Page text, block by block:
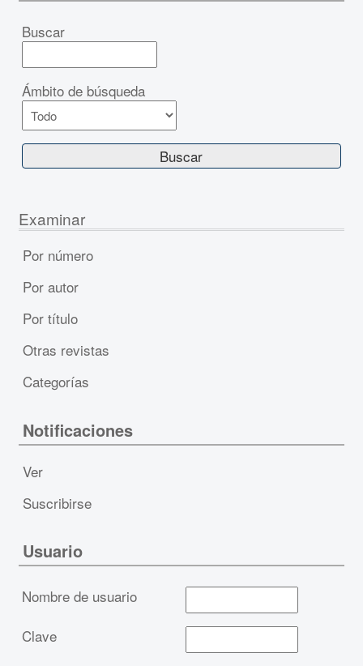
Buscar
Ámbito de búsqueda
Examinar
Por número
Por autor
Por título
Otras revistas
Categorías
Notificaciones
Ver
Suscribirse
Usuario
Nombre de usuario
Clave